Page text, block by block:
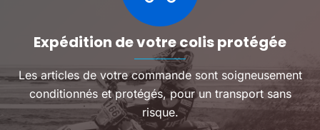
Expédition de votre colis protégée
Les articles de votre commande sont soigneusement
conditionnés et protégés, pour un transport sans
risque.